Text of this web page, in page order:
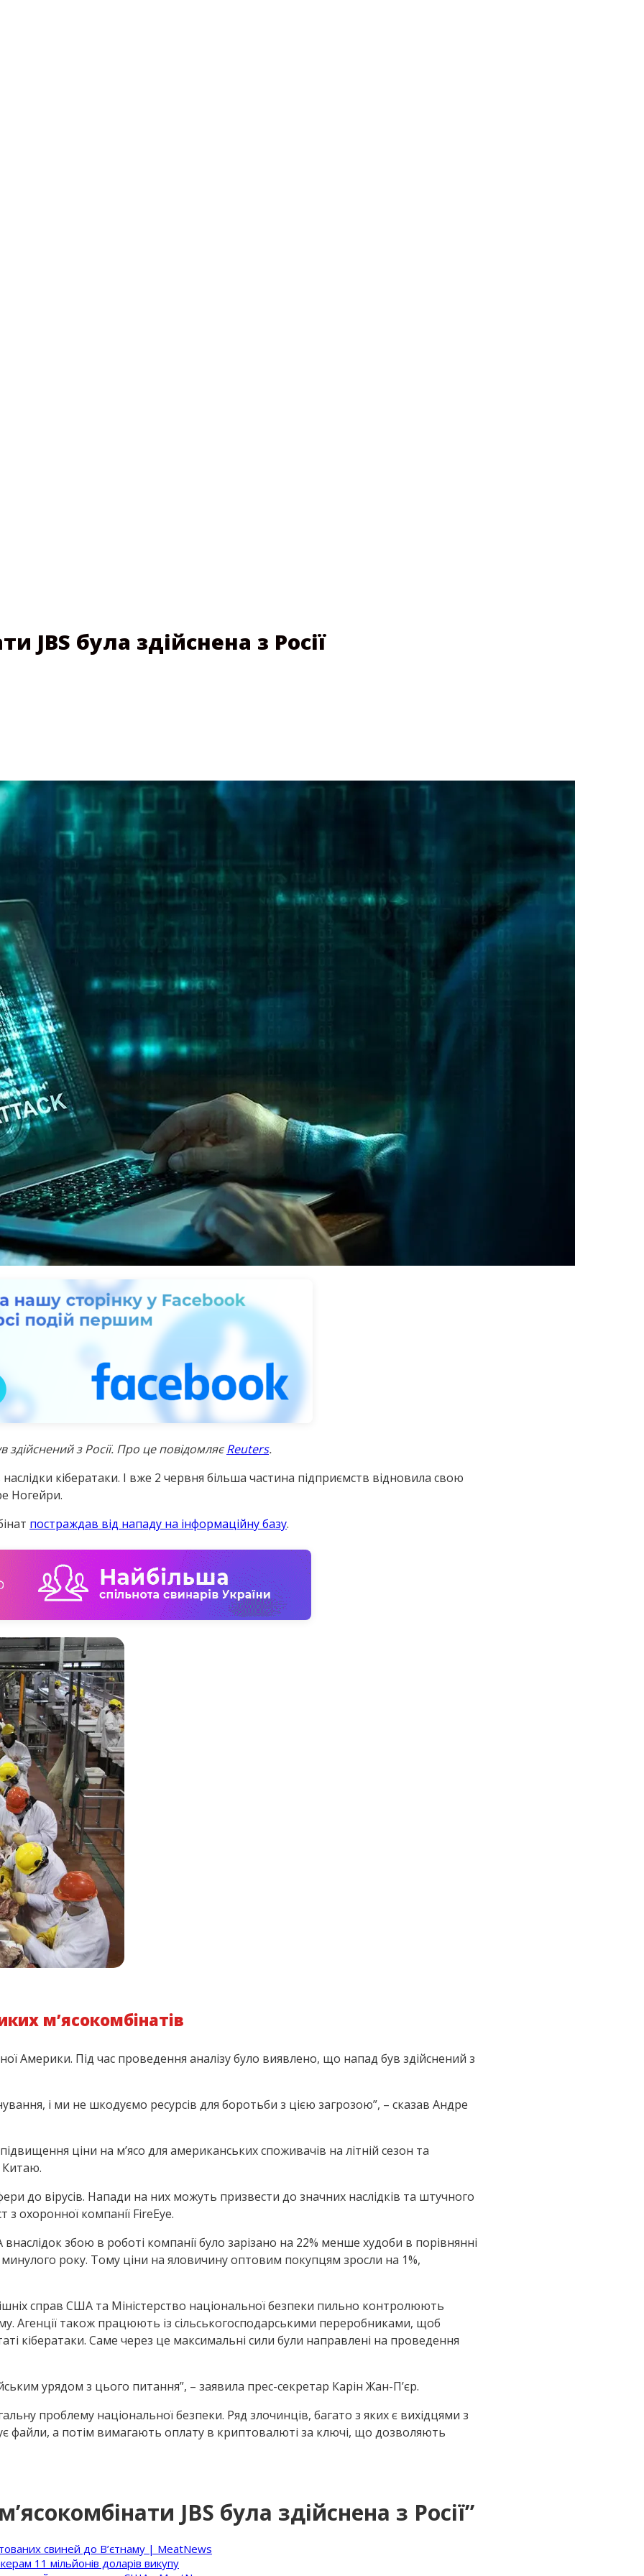
JBS була здійснена з Росії
з Росії. Про це повідомляєReuters.
кібератаки. І вже 2 червня більша частина підприємств відновила свою
Ногейри.
постраждав від нападу на інформаційну базу.
м’ясокомбінатів
Америки. Під час проведення аналізу було виявлено, що напад був здійснений з
і ми не шкодуємо ресурсів для боротьби з цією загрозою”, – сказав Андре
ціни на м’ясо для американських споживачів на літній сезон та
Китаю.
до вірусів. Напади на них можуть призвести до значних наслідків та штучного
з охоронної компанії FireEye.
збою в роботі компанії було зарізано на 22% менше худоби в порівнянні
року. Тому ціни на яловичину оптовим покупцям зросли на 1%,
справ США та Міністерство національної безпеки пильно контролюють
Агенції також працюють із сільськогосподарськими переробниками, щоб
кібератаки. Саме через це максимальні сили були направлені на проведення
урядом з цього питання”, – заявила прес-секретар Карін Жан-П’єр.
проблему національної безпеки. Ряд злочинців, багато з яких є вихідцями з
файли, а потім вимагають оплату в криптовалюті за ключі, що дозволяють
JBS була здійснена з Росії”
свиней до В’єтнаму | MeatNews
11 мільйонів доларів викупу